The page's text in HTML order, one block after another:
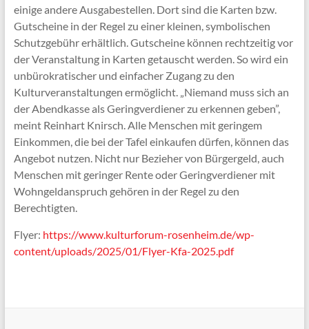
einige andere Ausgabestellen. Dort sind die Karten bzw.
Gutscheine in der Regel zu einer kleinen, symbolischen
Schutzgebühr erhältlich. Gutscheine können rechtzeitig vor
der Veranstaltung in Karten getauscht werden. So wird ein
unbürokratischer und einfacher Zugang zu den
Kulturveranstaltungen ermöglicht. „Niemand muss sich an
der Abendkasse als Geringverdiener zu erkennen geben”,
meint Reinhart Knirsch. Alle Menschen mit geringem
Einkommen, die bei der Tafel einkaufen dürfen, können das
Angebot nutzen. Nicht nur Bezieher von Bürgergeld, auch
Menschen mit geringer Rente oder Geringverdiener mit
Wohngeldanspruch gehören in der Regel zu den
Berechtigten.
Flyer: https://www.kulturforum-rosenheim.de/wp-
content/uploads/2025/01/Flyer-Kfa-2025.pdf